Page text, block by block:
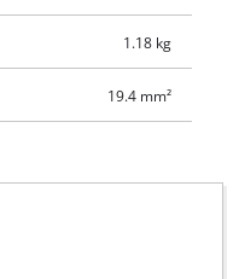
1.18 kg
19.4 mm²